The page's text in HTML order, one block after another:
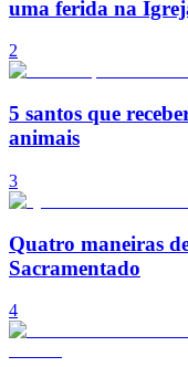
uma ferida na
2
5 santos que
animais
3
Quatro maneiras
Sacramentado
4